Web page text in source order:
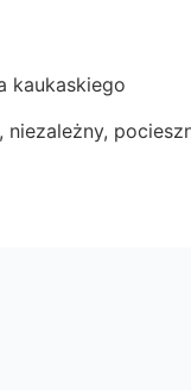
kaukaskiego
niezależny,